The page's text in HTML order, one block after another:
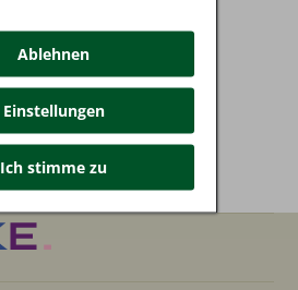
39,99 €
Ablehnen
Einstellungen
Ich stimme zu